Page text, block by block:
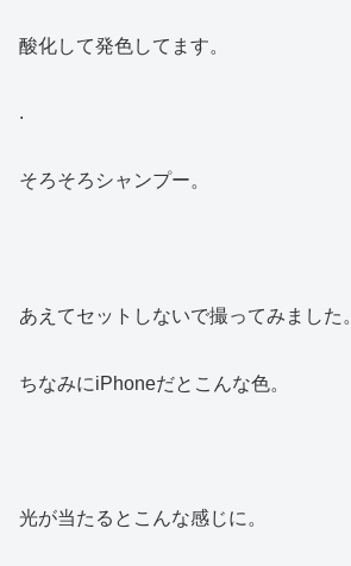
酸化して発色してます。
.
そろそろシャンプー。
あえてセットしないで撮ってみました。
ちなみにiPhoneだとこんな色。
光が当たるとこんな感じに。